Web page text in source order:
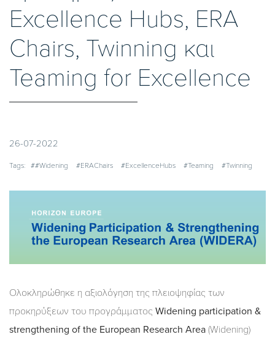
Excellence Hubs, ERA
Chairs, Twinning και
Teaming for Excellence
26-07-2022
Tags: ##Widening #ERAChairs #ExcellenceHubs #Teaming #Twinning
Ολοκληρώθηκε η αξιολόγηση της πλειοψηφίας των
προκηρύξεων του προγράμματος Widening participation &
strengthening of the European Research Area (Widening)